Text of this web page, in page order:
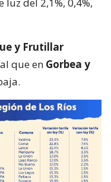
y Frutillar
que en Gorbea y